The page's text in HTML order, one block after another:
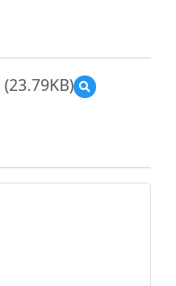
(23.79KB)
預
覽
生
活：